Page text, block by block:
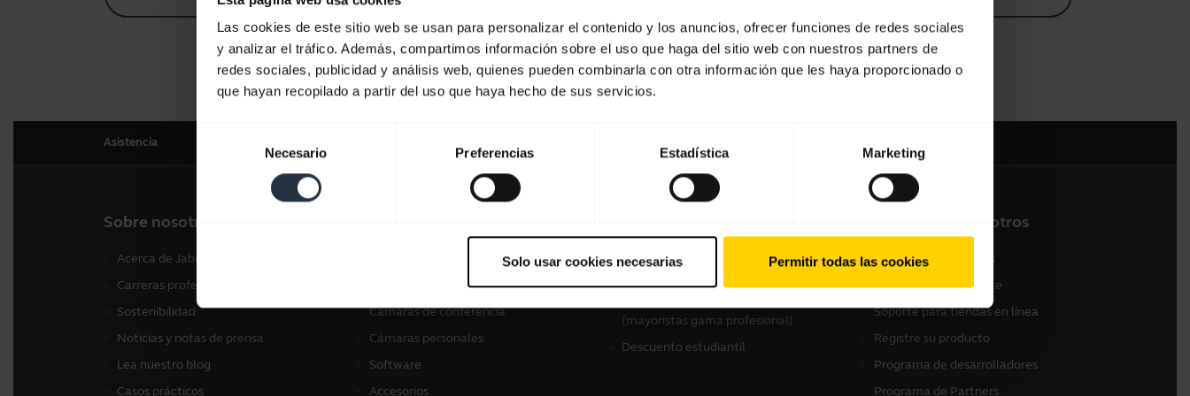
Las cookies de este sitio web se usan para personalizar el contenido y los anuncios, ofrecer funciones de redes sociales
y analizar el tráfico. Además, compartimos información sobre el uso que haga del sitio web con nuestros partners de
redes sociales, publicidad y análisis web, quienes pueden combinarla con otra información que les haya proporcionado o
que hayan recopilado a partir del uso que haya hecho de sus servicios.
consentimiento
Necesario Preferencias Estadística Marketing
Solo usar cookies necesarias Permitir todas las cookies
Software y aplicaciones
Asistencia
Sobre nosotros
Acerca de Jabra
Carreras profesionales
Sostenibilidad
Noticias y notas de prensa
Lea nuestro blog
Casos prácticos
Altavoces con micrófono
Cámaras de conferencia
Cámaras personales
Software
Accesorios
Localizador de distribuidores (Gama
(mayoristas gama profesional)
Descuento estudiantil
Contacte con nosotros
Contactar con ventas
Contactar con Soporte
Soporte para tiendas en línea
Registre su producto
Programa de desarrolladores
Programa de Partners